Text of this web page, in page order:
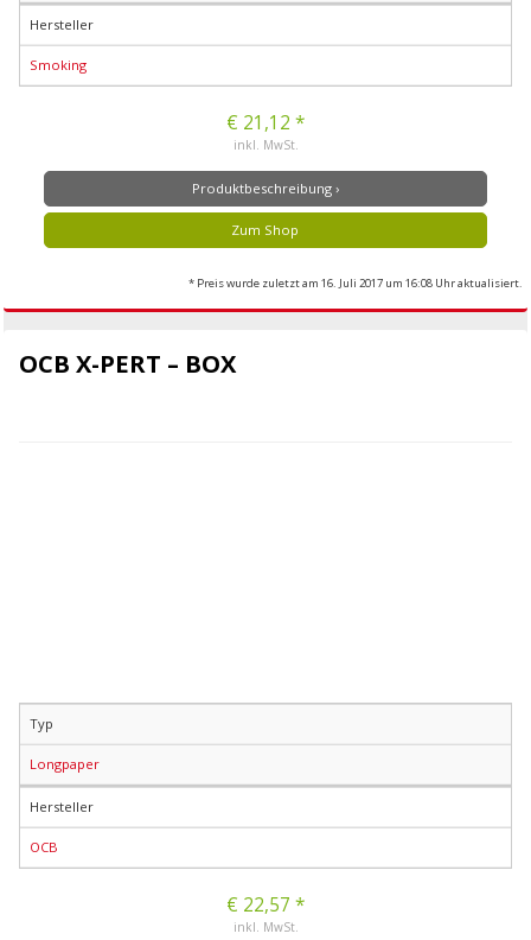
Hersteller
Smoking
€ 21,12 *
inkl. MwSt.
Produktbeschreibung ›
Zum Shop
* Preis wurde zuletzt am 16. Juli 2017 um 16:08 Uhr aktualisiert.
OCB X-PERT – BOX
Typ
Longpaper
Hersteller
OCB
€ 22,57 *
inkl. MwSt.